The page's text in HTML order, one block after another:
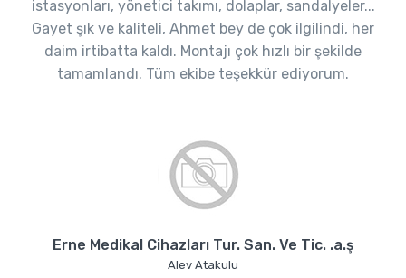
istasyonları, yönetici takımı, dolaplar, sandalyeler...
Gayet şık ve kaliteli, Ahmet bey de çok ilgilindi, her
daim irtibatta kaldı. Montajı çok hızlı bir şekilde
tamamlandı. Tüm ekibe teşekkür ediyorum.
Erne Medikal Cihazları Tur. San. Ve Tic. .a.ş
Alev Atakulu